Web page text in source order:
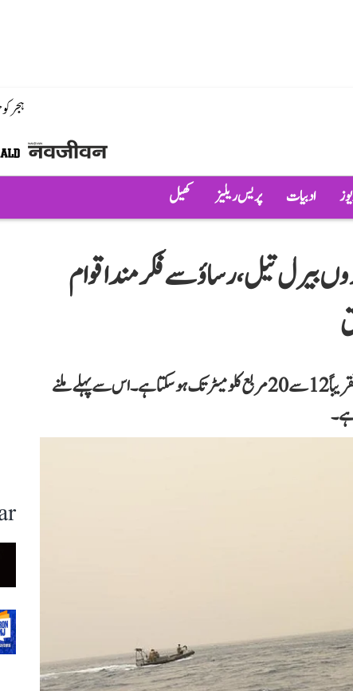
ہجر
ادبیات پریس ریلیز کھیل
بیرل تیل، رساؤ سے فکر مند اقوام
نیا تیل رساؤ اتوار کی صبح تقریباً 11 بجے دیکھا گیا۔ اس کا پھیلاؤ تقریباً 12 سے 20 مربع کلومیٹر تک ہو سکتا ہے۔ اس سے پہلے ملنے